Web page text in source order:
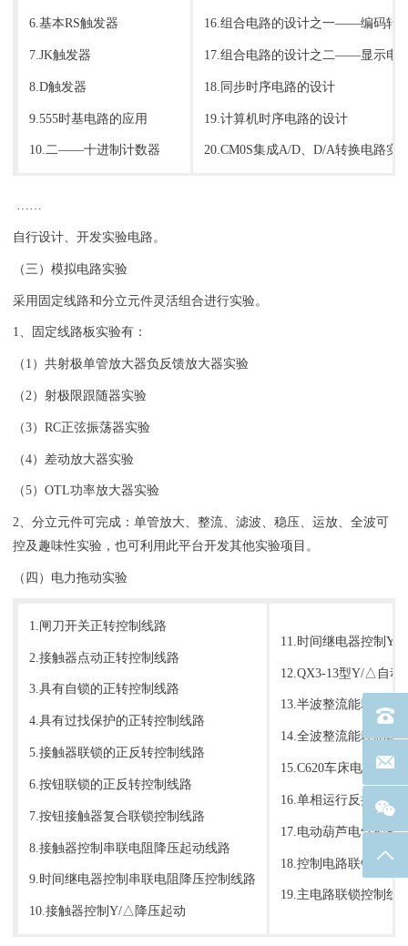
6.基本RS触发器
7.JK触发器
8.D触发器
9.555时基电路的应用
10.二——十进制计数器
16.组合电路的设计之一——编码转
17.组合电路的设计之二——显示电
18.同步时序电路的设计
19.计算机时序电路的设计
20.CM0S集成A/D、D/A转换电路实
……
自行设计、开发实验电路。
（三）模拟电路实验
采用固定线路和分立元件灵活组合进行实验。
1、固定线路板实验有：
（1）共射极单管放大器负反馈放大器实验
（2）射极限跟随器实验
（3）RC正弦振荡器实验
（4）差动放大器实验
（5）OTL功率放大器实验
2、分立元件可完成：单管放大、整流、滤波、稳压、运放、全波可
控及趣味性实验，也可利用此平台开发其他实验项目。
（四）电力拖动实验
1.闸刀开关正转控制线路
2.接触器点动正转控制线路
3.具有自锁的正转控制线路
4.具有过找保护的正转控制线路
5.接触器联锁的正反转控制线路
6.按钮联锁的正反转控制线路
7.按钮接触器复合联锁控制线路
8.接触器控制串联电阻降压起动线路
9.时间继电器控制串联电阻降压控制线路
10.接触器控制Y/△降压起动
11.时间继电器控制Y/
12.QX3-13型Y/△自动
13.半波整流能耗制动
14.全波整流能耗制动
15.C620车床电气控制
16.单相运行反接制动
17.电动葫芦电气控制
18.控制电路联锁控制
19.主电路联锁控制线
电话
联系
返回